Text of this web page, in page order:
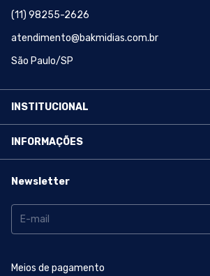
(11) 98255-2626
atendimento@bakmidias.com.br
São Paulo/SP
INSTITUCIONAL
INFORMAÇÕES
Newsletter
Meios de pagamento